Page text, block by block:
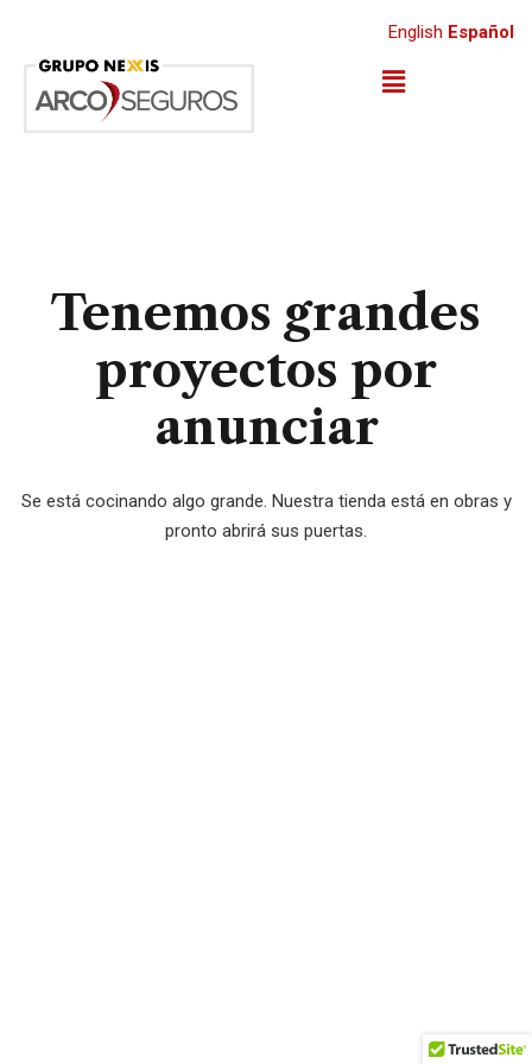
Tenemos grandes
proyectos por
anunciar
Se está cocinando algo grande. Nuestra tienda está en obras y
pronto abrirá sus puertas.
English Español